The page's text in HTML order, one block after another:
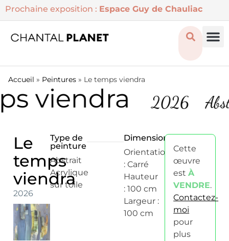
Prochaine exposition : Espace Guy de Chauliac
Accueil » Peintures » Le temps viendra
viendra 2026
Le
temps
viendra
2026
Type de
peinture
Abstrait
Acrylique
sur toile
Dimensions
Orientation
: Carré
Hauteur
: 100 cm
Largeur :
100 cm
Cette
œuvre
estÀ
VENDRE.
Contactez-
moi
pour
plus